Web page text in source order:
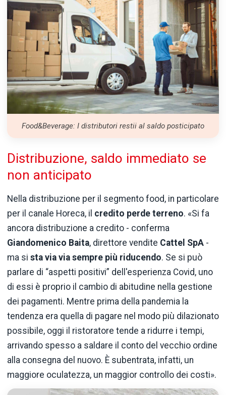
Food&Beverage: I distributori restii al saldo posticipato
Distribuzione, saldo immediato se
non anticipato
Nella distribuzione per il segmento food, in particolare
per il canale Horeca, il credito perde terreno. «Si fa
ancora distribuzione a credito - conferma
Giandomenico Baita, direttore vendite Cattel SpA -
ma si sta via via sempre più riducendo. Se si può
parlare di “aspetti positivi” dell'esperienza Covid, uno
di essi è proprio il cambio di abitudine nella gestione
dei pagamenti. Mentre prima della pandemia la
tendenza era quella di pagare nel modo più dilazionato
possibile, oggi il ristoratore tende a ridurre i tempi,
arrivando spesso a saldare il conto del vecchio ordine
alla consegna del nuovo. È subentrata, infatti, un
maggiore oculatezza, un maggior controllo dei costi».